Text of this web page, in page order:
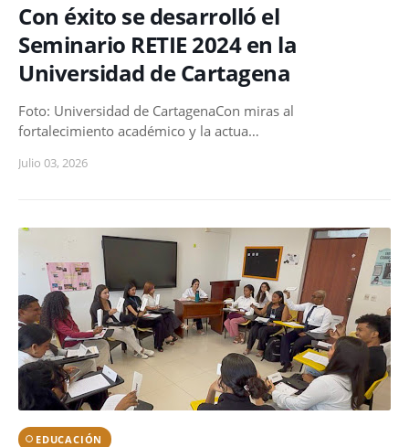
Con éxito se desarrolló el
Seminario RETIE 2024 en la
Universidad de Cartagena
Foto: Universidad de CartagenaCon miras al
fortalecimiento académico y la actua…
Julio 03, 2026
EDUCACIÓN